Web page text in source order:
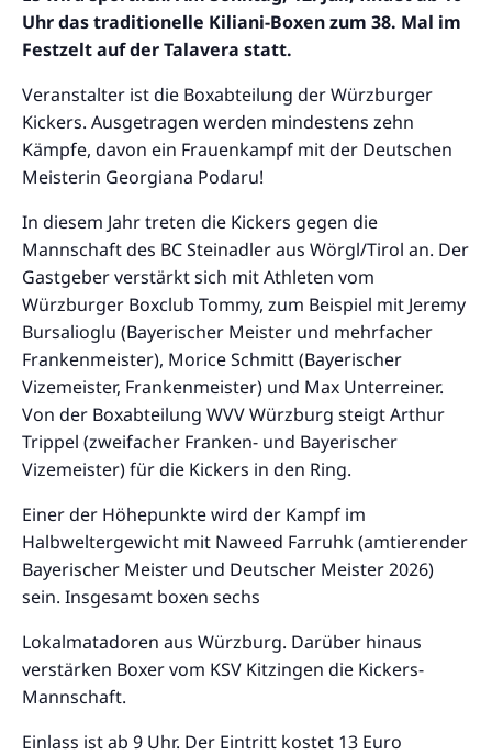
Uhr das traditionelle Kiliani-Boxen zum 38. Mal im
Festzelt auf der Talavera statt.
Veranstalter ist die Boxabteilung der Würzburger
Kickers. Ausgetragen werden mindestens zehn
Kämpfe, davon ein Frauenkampf mit der Deutschen
Meisterin Georgiana Podaru!
In diesem Jahr treten die Kickers gegen die
Mannschaft des BC Steinadler aus Wörgl/Tirol an. Der
Gastgeber verstärkt sich mit Athleten vom
Würzburger Boxclub Tommy, zum Beispiel mit Jeremy
Bursalioglu (Bayerischer Meister und mehrfacher
Frankenmeister), Morice Schmitt (Bayerischer
Vizemeister, Frankenmeister) und Max Unterreiner.
Von der Boxabteilung WVV Würzburg steigt Arthur
Trippel (zweifacher Franken- und Bayerischer
Vizemeister) für die Kickers in den Ring.
Einer der Höhepunkte wird der Kampf im
Halbweltergewicht mit Naweed Farruhk (amtierender
Bayerischer Meister und Deutscher Meister 2026)
sein. Insgesamt boxen sechs
Lokalmatadoren aus Würzburg. Darüber hinaus
verstärken Boxer vom KSV Kitzingen die Kickers-
Mannschaft.
Einlass ist ab 9 Uhr. Der Eintritt kostet 13 Euro